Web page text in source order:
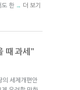
도 한 → 더 보기
때 과세”
의 세제개편안